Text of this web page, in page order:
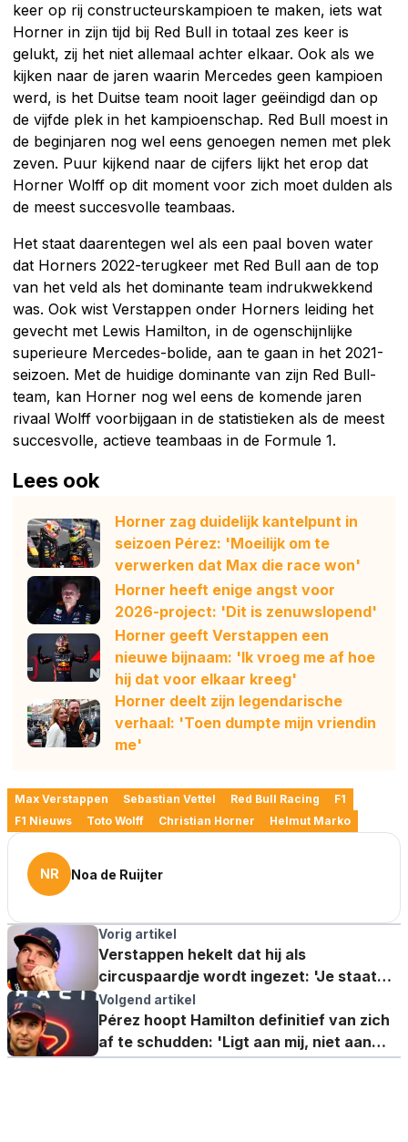
keer op rij constructeurskampioen te maken, iets wat
Horner in zijn tijd bij Red Bull in totaal zes keer is
gelukt, zij het niet allemaal achter elkaar. Ook als we
kijken naar de jaren waarin Mercedes geen kampioen
werd, is het Duitse team nooit lager geëindigd dan op
de vijfde plek in het kampioenschap. Red Bull moest in
de beginjaren nog wel eens genoegen nemen met plek
zeven. Puur kijkend naar de cijfers lijkt het erop dat
Horner Wolff op dit moment voor zich moet dulden als
de meest succesvolle teambaas.
Het staat daarentegen wel als een paal boven water
dat Horners 2022-terugkeer met Red Bull aan de top
van het veld als het dominante team indrukwekkend
was. Ook wist Verstappen onder Horners leiding het
gevecht met Lewis Hamilton, in de ogenschijnlijke
superieure Mercedes-bolide, aan te gaan in het 2021-
seizoen. Met de huidige dominante van zijn Red Bull-
team, kan Horner nog wel eens de komende jaren
rivaal Wolff voorbijgaan in de statistieken als de meest
succesvolle, actieve teambaas in de Formule 1.
Lees ook
Horner zag duidelijk kantelpunt in
seizoen Pérez: 'Moeilijk om te
verwerken dat Max die race won'
Horner heeft enige angst voor
2026-project: 'Dit is zenuwslopend'
Horner geeft Verstappen een
nieuwe bijnaam: 'Ik vroeg me af hoe
hij dat voor elkaar kreeg'
Horner deelt zijn legendarische
verhaal: 'Toen dumpte mijn vriendin
me'
Max Verstappen Sebastian Vettel Red Bull Racing
F1
F1 Nieuws
Toto Wolff Christian Horner Helmut Marko
NR Noa de Ruijter
Vorig artikel
Verstappen hekelt dat hij als
circuspaardje wordt ingezet: 'Je staat
daar als een clown'
Volgend artikel
Pérez hoopt Hamilton definitief van zich
af te schudden: 'Ligt aan mij, niet aan
Lewis'